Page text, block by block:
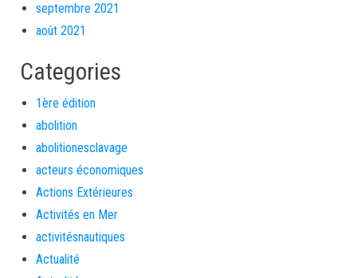
septembre 2021
août 2021
Categories
1ère édition
abolition
abolitionesclavage
acteurs économiques
Actions Extérieures
Activités en Mer
activitésnautiques
Actualité